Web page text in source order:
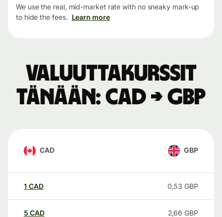
We use the real, mid-market rate with no sneaky mark-up
to hide the fees. Learn more
Valuuttakurssit
tänään: CAD → GBP
CAD GBP
1 CAD 0,53 GBP
5 CAD 2,66 GBP